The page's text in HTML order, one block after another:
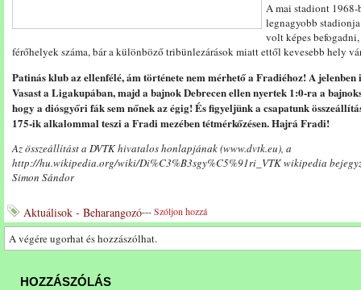
A mai stadiont
legnagyobb
volt képes
férőhelyek száma, bár a különböző tribünlezárások miatt ettől kevesebb hely
Patinás klub az ellenfélé, ám története nem mérhető a Fradiéhoz! A
Vasast a Ligakupában, majd a bajnok Debrecen ellen nyertek 1:0-ra a
hogy a diósgyőri fák sem nőnek az égig! És figyeljünk a csapatunk
175-ik alkalommal teszi a Fradi mezében tétmérkőzésen. Hajrá Fradi!
Az összeállítást a DVTK hivatalos honlapjának (www.dvtk.eu), a
http://hu.wikipedia.org/wiki/Di%C3%B3sgy%C5%91ri_VTK wikipedia
Simon Sándor
Aktuálisok - Beharangozó---Szóljon hozzá
A végére ugorhat és hozzászólhat.
HOZZÁSZÓLÁS